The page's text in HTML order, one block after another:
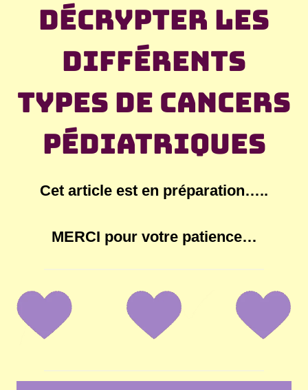
Décrypter les
différents
types de cancers
pédiatriques
Cet article est en préparation…..
MERCI pour votre patience…